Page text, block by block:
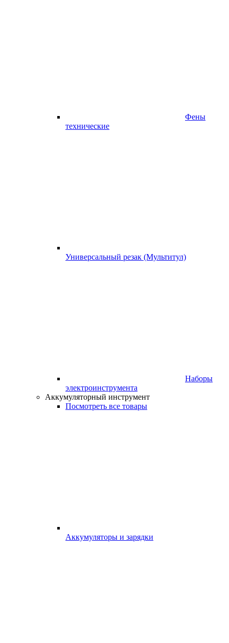
Фены
технические
Универсальный резак (Мультитул)
Наборы
электроинструмента
Аккумуляторный инструмент
Посмотреть все товары
Аккумуляторы и зарядки